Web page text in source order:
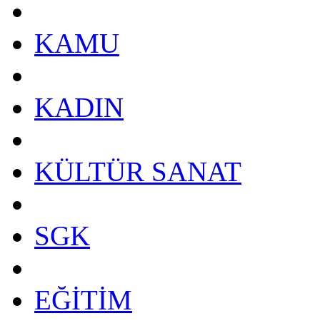
KAMU
KADIN
KÜLTÜR SANAT
SGK
EĞİTİM